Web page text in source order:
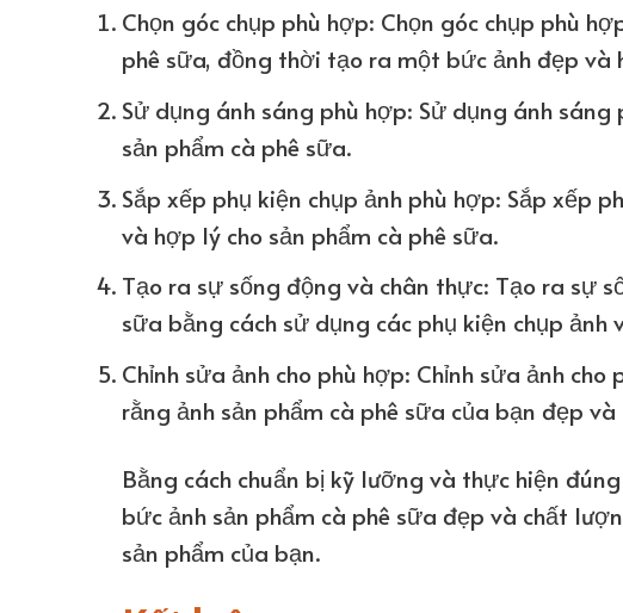
Chọn góc chụp phù hợp: Chọn góc chụp phù
phê sữa, đồng thời tạo ra một bức ảnh đẹp và
Sử dụng ánh sáng phù hợp: Sử dụng ánh
sản phẩm cà phê sữa.
Sắp xếp phụ kiện chụp ảnh phù hợp: Sắp xếp
và hợp lý cho sản phẩm cà phê sữa.
Tạo ra sự sống động và chân thực: Tạo ra sự
sữa bằng cách sử dụng các phụ kiện chụp ảnh
Chỉnh sửa ảnh cho phù hợp: Chỉnh sửa ảnh
rằng ảnh sản phẩm cà phê sữa của bạn đẹp
Bằng cách chuẩn bị kỹ lưỡng và thực hiện
bức ảnh sản phẩm cà phê sữa đẹp và chất
sản phẩm của bạn.